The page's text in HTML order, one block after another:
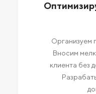
Организуем
Вносим
клиента без